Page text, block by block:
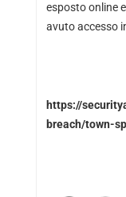
esposto online
avuto accesso
https://
breach/town-